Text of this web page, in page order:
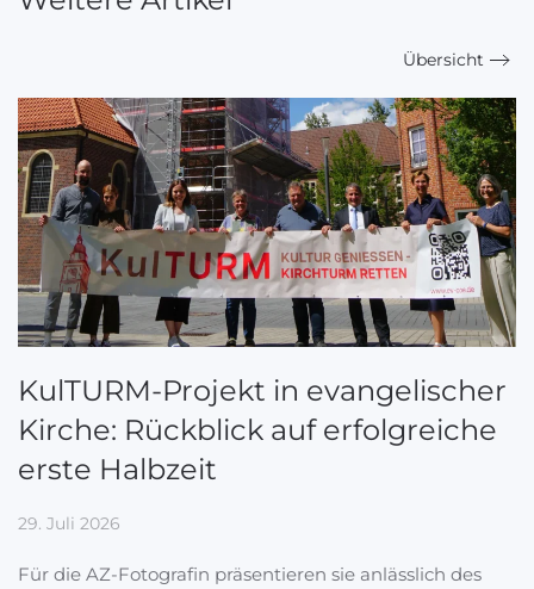
Übersicht
KulTURM-Projekt in evangelischer
Kirche: Rückblick auf erfolgreiche
erste Halbzeit
29. Juli 2026
Für die AZ-Fotografin präsentieren sie anlässlich des